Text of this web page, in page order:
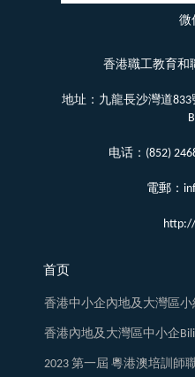
微
香港職工教育和
地址：九龍長沙灣道
电话：(852)
電郵：
首页
香港中小企內地及大灣區小
香港內地及大灣區中小企
2023 第一屆 粵港澳培訓師